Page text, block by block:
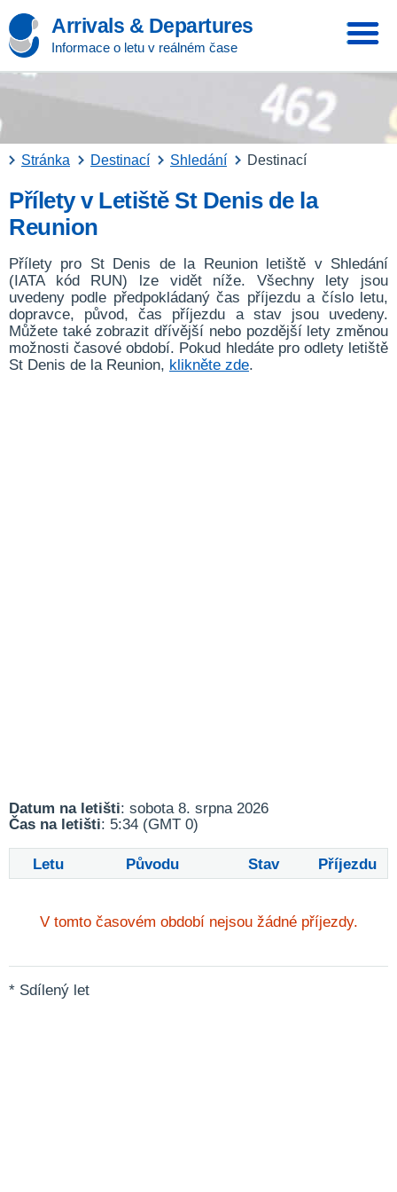
Arrivals & Departures
Informace o letu v reálném čase
Stránka Destinací Shledání Destinací
Přílety v Letiště St Denis de la
Reunion
Přílety pro St Denis de la Reunion letiště v Shledání
(IATA kód RUN) lze vidět níže. Všechny lety jsou
uvedeny podle předpokládaný čas příjezdu a číslo letu,
dopravce, původ, čas příjezdu a stav jsou uvedeny.
Můžete také zobrazit dřívější nebo pozdější lety změnou
možnosti časové období. Pokud hledáte pro odlety letiště
St Denis de la Reunion, klikněte zde.
Datum na letišti: sobota 8. srpna 2026
Čas na letišti: 5:34 (GMT 0)
Letu Původu Stav Příjezdu
V tomto časovém období nejsou žádné příjezdy.
* Sdílený let